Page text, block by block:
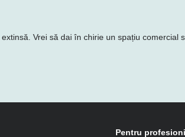
Vrei să dai în chirie un spațiu comercial
Pentru